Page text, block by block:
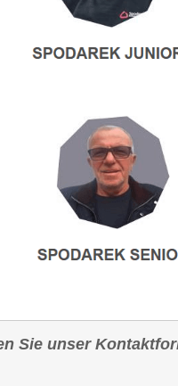
Sie unser